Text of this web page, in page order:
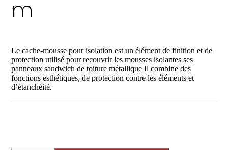
Le cache-mousse pour isolation est un élément de finition et de
protection utilisé pour recouvrir les mousses isolantes ses
panneaux sandwich de toiture métallique Il combine des
fonctions esthétiques, de protection contre les éléments et
d’étanchéité.